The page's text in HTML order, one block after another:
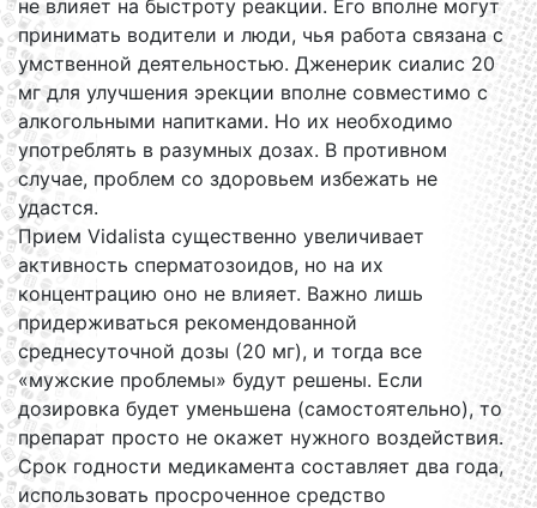
не влияет на быстроту реакции. Его вполне могут
принимать водители и люди, чья работа связана с
умственной деятельностью. Дженерик сиалис 20
мг для улучшения эрекции вполне совместимо с
алкогольными напитками. Но их необходимо
употреблять в разумных дозах. В противном
случае, проблем со здоровьем избежать не
удастся.
Прием Vidalista существенно увеличивает
активность сперматозоидов, но на их
концентрацию оно не влияет. Важно лишь
придерживаться рекомендованной
среднесуточной дозы (20 мг), и тогда все
«мужские проблемы» будут решены. Если
дозировка будет уменьшена (самостоятельно), то
препарат просто не окажет нужного воздействия.
Срок годности медикамента составляет два года,
использовать просроченное средство